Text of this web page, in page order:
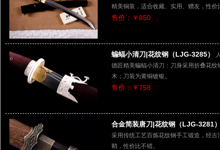
精美铜装，适合收藏、实用、赠友，性价
售价：￥850
蝙蝠小清刀|花纹钢（LJG-3285）
德匠精美蝙蝠小清刀：刀身采用折叠花
木；刀装为黄铜镀银。
售价：￥758
合金简装唐刀|花纹钢（LJG-3281
采用传统工艺百炼花纹钢手工锻造，经
鞘，性价比不错。